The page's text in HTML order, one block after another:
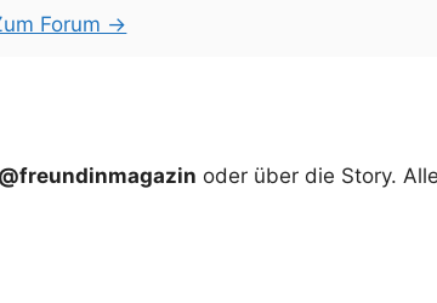
Forum →
oder über die Story.